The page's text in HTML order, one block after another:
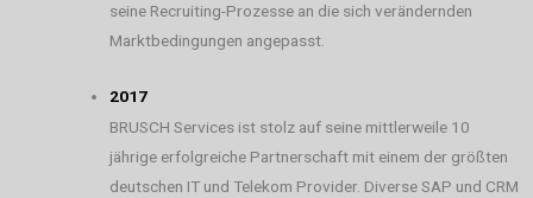
seine Recruiting-Prozesse an die sich verändernden
Marktbedingungen angepasst.
2017
BRUSCH Services ist stolz auf seine mittlerweile 10
jährige erfolgreiche Partnerschaft mit einem der größten
deutschen IT und Telekom Provider. Diverse SAP und CRM